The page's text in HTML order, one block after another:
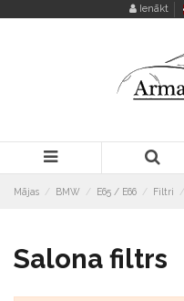
Ienākt
Mājas BMW E65 / E66 Filtri
Salona filtrs